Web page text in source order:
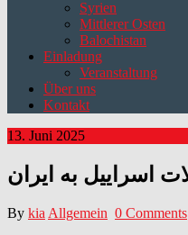
Syrien
Mittlerer Osten
Balochistan
Einladung
Veranstaltung
Über uns
Kontakt
13. Juni 2025
By kia Allgemein 0 Comments